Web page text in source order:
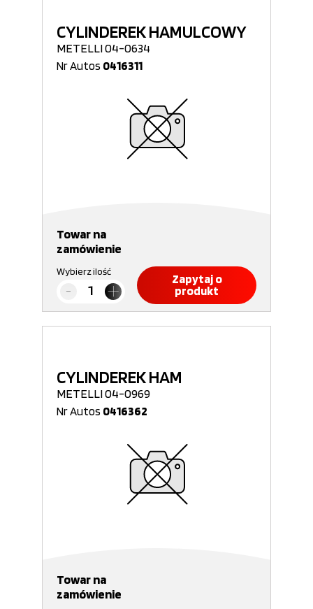
CYLINDEREK HAMULCOWY
METELLI 04-0634
Nr Autos 0416311
Towar na
zamówienie
Wybierz ilość
Zapytaj o
produkt
CYLINDEREK HAM
METELLI 04-0969
Nr Autos 0416362
Towar na
zamówienie